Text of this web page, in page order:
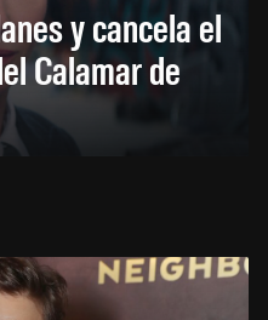
y cancela el
Calamar de